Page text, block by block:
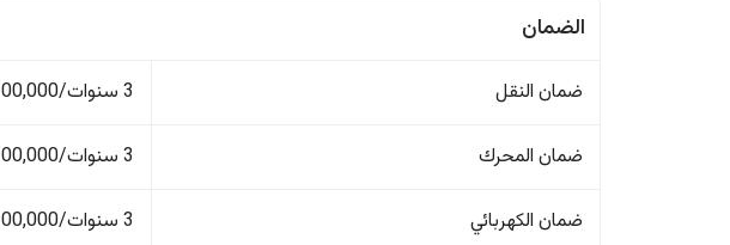
الضمان
ضمان النقل 3 سنوات/100,000 كم
ضمان المحرك 3 سنوات/100,000 كم
ضمان الكهربائي 3 سنوات/100,000 كم